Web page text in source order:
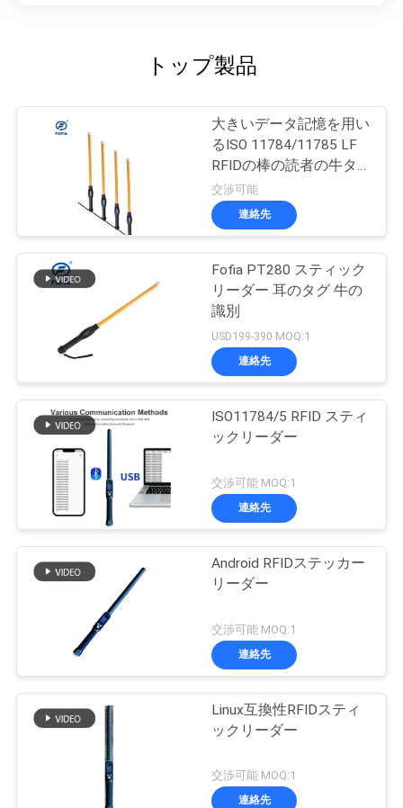
トップ製品
大きいデータ記憶を用い
るISO 11784/11785 LF
RFIDの棒の読者の牛タ
グ読取り穿孔機
交渉可能
連絡先
Fofia PT280 スティック
リーダー 耳のタグ 牛の
識別
USD199-390 MOQ:1
連絡先
ISO11784/5 RFID スティ
ックリーダー
交渉可能 MOQ:1
連絡先
Android RFIDステッカー
リーダー
交渉可能 MOQ:1
連絡先
Linux互換性RFIDスティ
ックリーダー
交渉可能 MOQ:1
連絡先